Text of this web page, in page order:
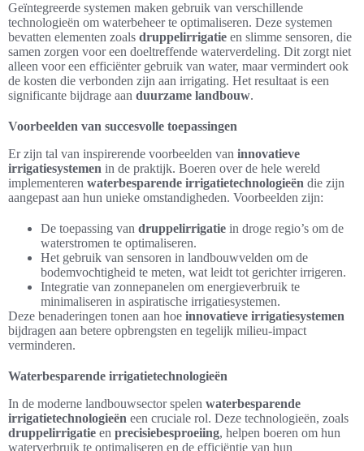
Geïntegreerde systemen maken gebruik van verschillende
technologieën om waterbeheer te optimaliseren. Deze systemen
bevatten elementen zoals druppelirrigatie en slimme sensoren, die
samen zorgen voor een doeltreffende waterverdeling. Dit zorgt niet
alleen voor een efficiënter gebruik van water, maar vermindert ook
de kosten die verbonden zijn aan irrigating. Het resultaat is een
significante bijdrage aan duurzame landbouw.
Voorbeelden van succesvolle toepassingen
Er zijn tal van inspirerende voorbeelden van innovatieve
irrigatiesystemen in de praktijk. Boeren over de hele wereld
implementeren waterbesparende irrigatietechnologieën die zijn
aangepast aan hun unieke omstandigheden. Voorbeelden zijn:
De toepassing van druppelirrigatie in droge regio’s om de
waterstromen te optimaliseren.
Het gebruik van sensoren in landbouwvelden om de
bodemvochtigheid te meten, wat leidt tot gerichter irrigeren.
Integratie van zonnepanelen om energieverbruik te
minimaliseren in aspiratische irrigatiesystemen.
Deze benaderingen tonen aan hoe innovatieve irrigatiesystemen
bijdragen aan betere opbrengsten en tegelijk milieu-impact
verminderen.
Waterbesparende irrigatietechnologieën
In de moderne landbouwsector spelen waterbesparende
irrigatietechnologieën een cruciale rol. Deze technologieën, zoals
druppelirrigatie en precisiebesproeiing, helpen boeren om hun
waterverbruik te optimaliseren en de efficiëntie van hun